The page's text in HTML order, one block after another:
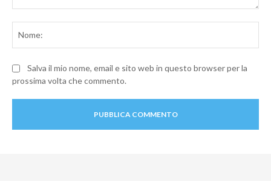
Salva il mio nome, email e sito web in questo browser per la
prossima volta che commento.